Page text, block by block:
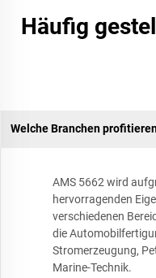
Häufig
Welche Branchen
AMS 5662 wird
hervorragenden
verschiedenen
die
Stromerzeugung,
Marine-Technik.